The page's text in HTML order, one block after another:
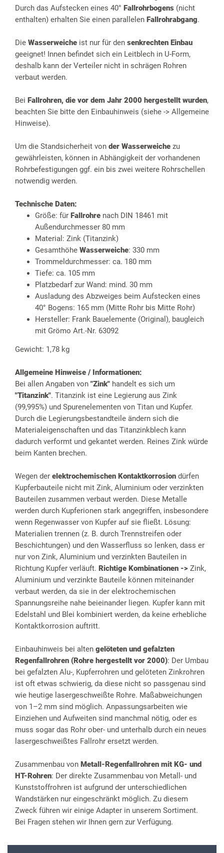
Durch das Aufstecken eines 40° Fallrohrbogens (nicht
enthalten) erhalten Sie einen parallelen Fallrohrabgang.
Die Wasserweiche ist nur für den senkrechten Einbau
geeignet! Innen befindet sich ein Leitblech in U-Form,
deshalb kann der Verteiler nicht in schrägen Rohren
verbaut werden.
Bei Fallrohren, die vor dem Jahr 2000 hergestellt wurden,
beachten Sie bitte den Einbauhinweis (siehe -> Allgemeine
Hinweise).
Um die Standsicherheit von der Wasserweiche zu
gewährleisten, können in Abhängigkeit der vorhandenen
Rohrbefestigungen ggf. ein bis zwei weitere Rohrschellen
notwendig werden.
Technische Daten:
Größe: für Fallrohre nach DIN 18461 mit
Außendurchmesser 80 mm
Material: Zink (Titanzink)
Gesamthöhe Wasserweiche: 330 mm
Trommeldurchmesser: ca. 180 mm
Tiefe: ca. 105 mm
Platzbedarf zur Wand: mind. 30 mm
Ausladung des Abzweiges beim Aufstecken eines
40° Bogens: 165 mm (Mitte Rohr bis Mitte Rohr)
Hersteller: Frank Bauelemente (Original), baugleich
mit Grömo Art.-Nr. 63092
Gewicht: 1,78 kg
Allgemeine Hinweise / Informationen:
Bei allen Angaben von "Zink" handelt es sich um
"Titanzink". Titanzink ist eine Legierung aus Zink
(99,995%) und Spurenelementen von Titan und Kupfer.
Durch die Legierungsbestandteile ändern sich die
Materialeigenschaften und das Titanzinkblech kann
dadurch verformt und gekantet werden. Reines Zink würde
beim Kanten brechen.
Wegen der elektrochemischen Kontaktkorrosion dürfen
Kupferbauteile nicht mit Zink, Aluminium oder verzinkten
Bauteilen zusammen verbaut werden. Diese Metalle
werden durch Kupferionen stark angegriffen, insbesondere
wenn Regenwasser von Kupfer auf sie fließt. Lösung:
Materialien trennen (z. B. durch Trennstreifen oder
Beschichtungen) und den Wasserfluss so lenken, dass er
nur von Zink, Aluminium und verzinkten Bauteilen in
Richtung Kupfer verläuft. Richtige Kombinationen -> Zink,
Aluminium und verzinkte Bauteile können miteinander
verbaut werden, da sie in der elektrochemischen
Spannungsreihe nahe beieinander liegen. Kupfer kann mit
Edelstahl und Blei kombiniert werden, da keine erhebliche
Kontaktkorrosion auftritt.
Einbauhinweis bei alten gelöteten und gefalzten
Regenfallrohren (Rohre hergestellt vor 2000): Der Umbau
bei gefalzten Alu-, Kupferrohren und gelöteten Zinkrohren
ist oft etwas schwierig, da diese nicht so passgenau sind
wie heutige lasergeschweißte Rohre. Maßabweichungen
von 1–2 mm sind möglich. Anpassungsarbeiten wie
Einziehen und Aufweiten sind manchmal nötig, oder es
muss sogar das Rohr ober- und unterhalb durch ein neues
lasergeschweißtes Fallrohr ersetzt werden.
Zusammenbau von Metall-Regenfallrohren mit KG- und
HT-Rohren: Der direkte Zusammenbau von Metall- und
Kunststoffrohren ist aufgrund der unterschiedlichen
Wandstärken nur eingeschränkt möglich. Zu diesem
Zweck führen wir einige Adapter in unserem Sortiment.
Bei Fragen stehen wir Ihnen gern zur Verfügung.